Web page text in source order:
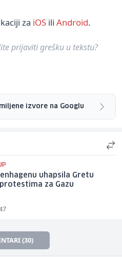
za iOS ili Android.
prijaviti grešku u tekstu?
izvore na Googlu
uhapsila Gretu
za Gazu
(30)